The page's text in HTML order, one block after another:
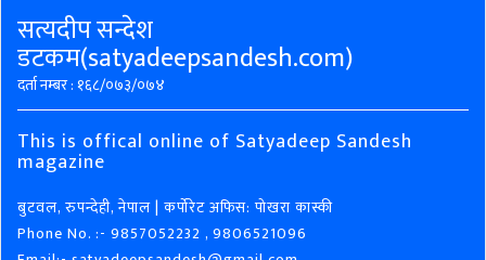
सत्यदीप सन्देश
डटकम(satyadeepsandesh.com)
दर्ता नम्बर : १६८/०७३/०७४
This is offical online of Satyadeep Sandesh
magazine
बुटवल, रुपन्देही, नेपाल | कर्पोरेट अफिस: पोखरा कास्की
Phone No. :- 9857052232 , 9806521096